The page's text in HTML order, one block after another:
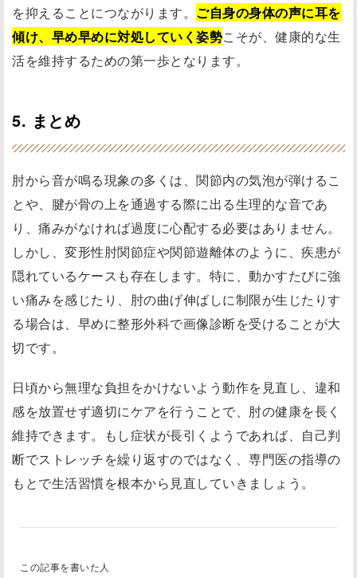
を抑えることにつながります。 ご自身の身体の声に耳を
傾け、早め早めに対処していく姿勢こそが、健康的な生
活を維持するための第一歩となります。
5. まとめ
肘から音が鳴る現象の多くは、関節内の気泡が弾けるこ
とや、腱が骨の上を通過する際に出る生理的な音であ
り、痛みがなければ過度に心配する必要はありません。
しかし、変形性肘関節症や関節遊離体のように、疾患が
隠れているケースも存在します。特に、動かすたびに強
い痛みを感じたり、肘の曲げ伸ばしに制限が生じたりす
る場合は、早めに整形外科で画像診断を受けることが大
切です。
日頃から無理な負担をかけないよう動作を見直し、違和
感を放置せず適切にケアを行うことで、肘の健康を長く
維持できます。もし症状が長引くようであれば、自己判
断でストレッチを繰り返すのではなく、専門医の指導の
もとで生活習慣を根本から見直していきましょう。
この記事を書いた人